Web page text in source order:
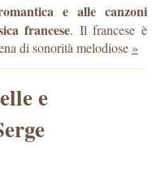
e alle canzoni
francese. Il francese è
di sonorità melodiose »
e